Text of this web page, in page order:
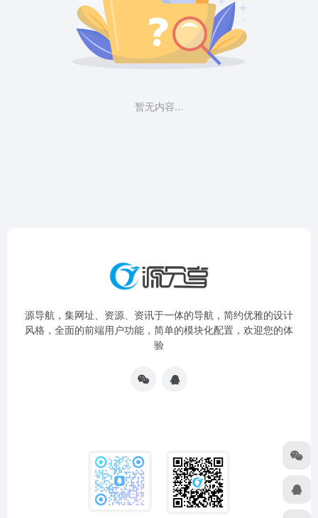
暂无内容...
源导航，集网址、资源、资讯于一体的导航，简约优雅的设计
风格，全面的前端用户功能，简单的模块化配置，欢迎您的体
验